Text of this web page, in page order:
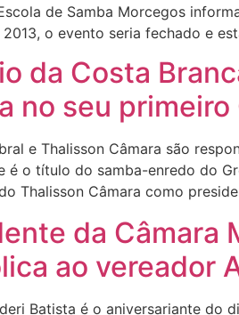
de Samba Morcegos
o evento seria fechado e
da Costa
no seu primeiro
e Thalisson Câmara são
é o título do samba-enredo do
Thalisson Câmara como
da Câmara
ao vereador
Batista é o aniversariante do